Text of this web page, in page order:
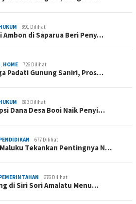
891 Dilihat
Ambon di Saparua Beri Peny…
HOME 726 Dilihat
Padati Gunung Saniri, Pros…
683 Dilihat
Dana Desa Booi Naik Penyi…
677 Dilihat
Tekankan Pentingnya N…
676 Dilihat
di Siri Sori Amalatu Menu…